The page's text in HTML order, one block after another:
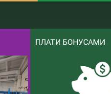
ПЛАТИ БОНУСАМИ